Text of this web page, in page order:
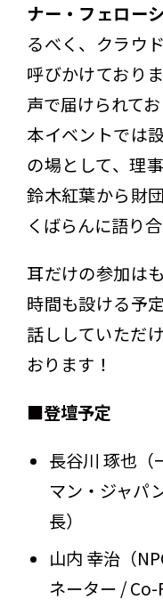
ナー・フェロー
るべく、クラウ
呼びかけており
声で届けられてお
本イベントでは
の場として、理
鈴木紅葉から財
くばらんに語り
耳だけの参加は
時間も設ける予
話ししていただ
おります！
■登壇予定
長谷川 琢也（
マン・ジャパ
長）
山内 幸治（
ネーター / Co-